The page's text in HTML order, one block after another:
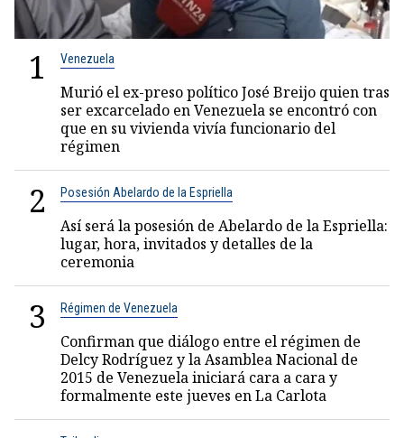
1 Venezuela
Murió el ex-preso político José Breijo quien tras
ser excarcelado en Venezuela se encontró con
que en su vivienda vivía funcionario del
régimen
2 Posesión Abelardo de la Espriella
Así será la posesión de Abelardo de la Espriella:
lugar, hora, invitados y detalles de la
ceremonia
3 Régimen de Venezuela
Confirman que diálogo entre el régimen de
Delcy Rodríguez y la Asamblea Nacional de
2015 de Venezuela iniciará cara a cara y
formalmente este jueves en La Carlota